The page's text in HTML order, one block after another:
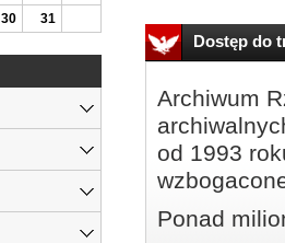
Dostęp do
Archiwum
od 1993
Ponad
30 31